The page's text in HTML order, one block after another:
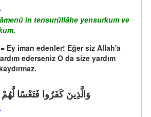
in tensurûllâhe yensurkum ve
Ey iman edenler! Eğer siz Allah'a
ederseniz O da size yardım
وَالَّذِينَ كَفَرُوا فَتَعْسًا